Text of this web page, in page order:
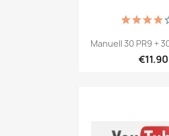
เปิดหน้า
Manuell 30 PR9 +
€11.90